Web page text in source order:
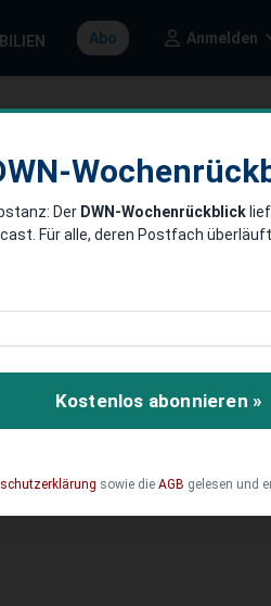
Abo Anmelden
für
müssen die
Der DWN-Wochenrückblick
Für alle, deren Postfach
Kostenlos abonnieren »
sowie die AGB gelesen und